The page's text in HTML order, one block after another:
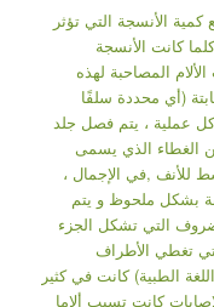
كمية الأنسجة التي تؤثر
كانت الأنسجة
المصاحبة لهذه
(أي محددة سلفًا
عملية ، يتم فصل جلد
الغطاء الذي يسمى
للأنف ,في الإجمال ،
بشكل ملحوظ و يتم
التي تشكل الجزء
تغطي الأطراف
الطبية) كانت في كثير
كانت تسبب ألاما